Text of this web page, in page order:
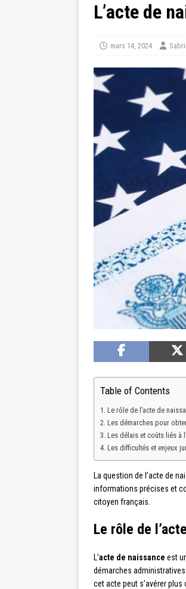
L’acte de
mars 14, 2024
Table of Contents
Le rôle de l’acte de
Les démarches pour
Les délais et coûts liés à
Les difficultés et enjeux
La question de l’acte de
informations précises et
citoyen français.
Le rôle de
L’acte de naissance est
démarches administratives
cet acte peut s’avérer